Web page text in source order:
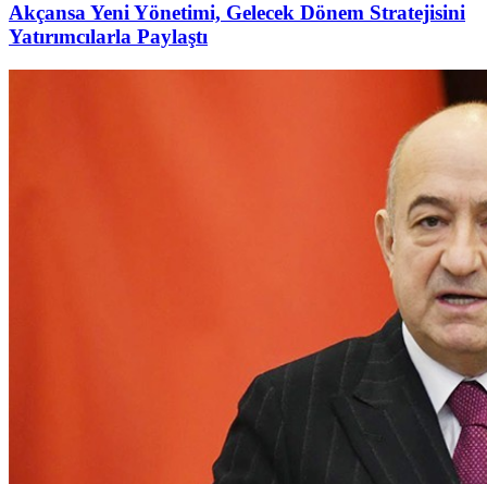
Akçansa Yeni Yönetimi, Gelecek Dönem Stratejisini
Yatırımcılarla Paylaştı